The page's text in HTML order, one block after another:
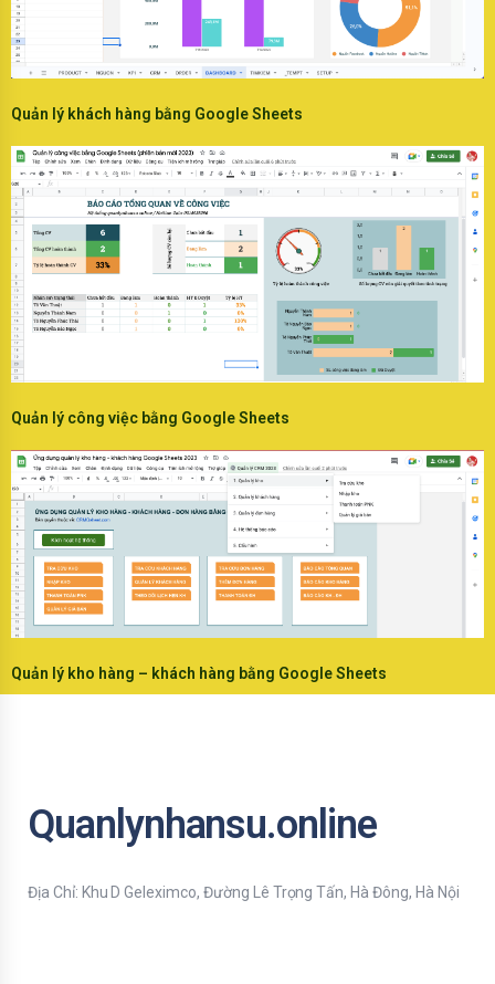
Quản lý khách hàng bằng Google Sheets
Quản lý công việc bằng Google Sheets
Quản lý kho hàng – khách hàng bằng Google Sheets
Quanlynhansu.online
Địa Chỉ: Khu D Geleximco, Đường Lê Trọng Tấn, Hà Đông, Hà Nội